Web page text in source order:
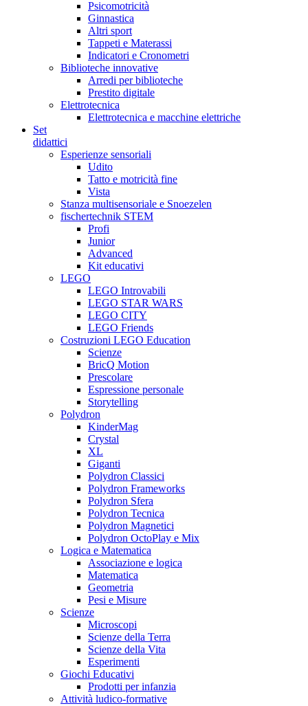
Psicomotricità
Ginnastica
Altri sport
Tappeti e Materassi
Indicatori e Cronometri
Biblioteche innovative
Arredi per biblioteche
Prestito digitale
Elettrotecnica
Elettrotecnica e macchine elettriche
Set
didattici
Esperienze sensoriali
Udito
Tatto e motricità fine
Vista
Stanza multisensoriale e Snoezelen
fischertechnik STEM
Profi
Junior
Advanced
Kit educativi
LEGO
LEGO Introvabili
LEGO STAR WARS
LEGO CITY
LEGO Friends
Costruzioni LEGO Education
Scienze
BricQ Motion
Prescolare
Espressione personale
Storytelling
Polydron
KinderMag
Crystal
XL
Giganti
Polydron Classici
Polydron Frameworks
Polydron Sfera
Polydron Tecnica
Polydron Magnetici
Polydron OctoPlay e Mix
Logica e Matematica
Associazione e logica
Matematica
Geometria
Pesi e Misure
Scienze
Microscopi
Scienze della Terra
Scienze della Vita
Esperimenti
Giochi Educativi
Prodotti per infanzia
Attività ludico-formative